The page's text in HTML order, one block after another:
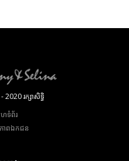
2020 រក្សាសិទ្ធិ
ទំព័រ
ាព​ឯកជន